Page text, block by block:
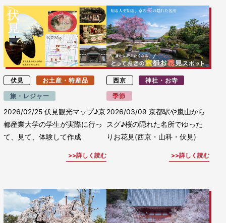
伏見 お土産・特産品
旅・レジャー
2026/02/25伏見観光マップ♪京
都産業大学の学生が実際に行っ
て、見て、体験して作成
詳しく読む
西京 神社・お寺
季節
2026/03/09 京都駅や嵐山から
スグ♪桜の隠れた名所でゆった
りお花見(西京・山科・伏見)
詳しく読む